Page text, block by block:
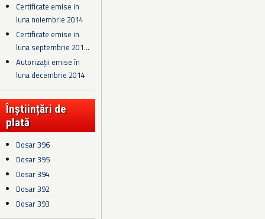
Certificate emise in
luna noiembrie 2014
Certificate emise in
luna septembrie 201...
Autorizații emise în
luna decembrie 2014
Înștiințări de
plată
Dosar 396
Dosar 395
Dosar 394
Dosar 392
Dosar 393